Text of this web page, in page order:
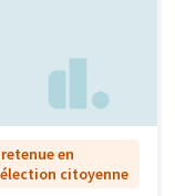
en
citoyenne